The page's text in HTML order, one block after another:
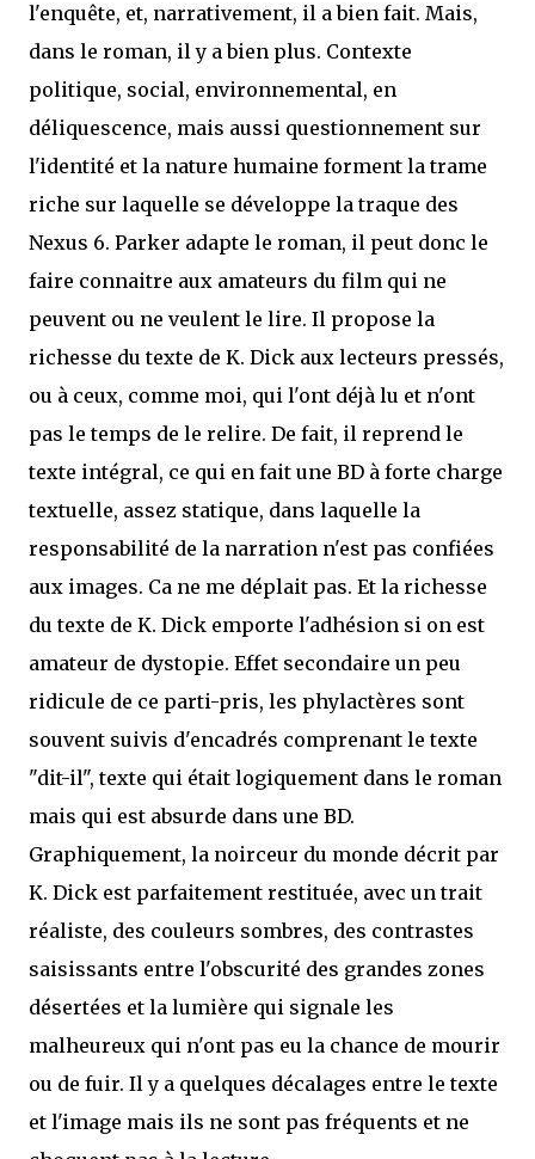
l'enquête, et, narrativement, il a bien fait. Mais,
dans le roman, il y a bien plus. Contexte
politique, social, environnemental, en
déliquescence, mais aussi questionnement sur
l'identité et la nature humaine forment la trame
riche sur laquelle se développe la traque des
Nexus 6. Parker adapte le roman, il peut donc le
faire connaitre aux amateurs du film qui ne
peuvent ou ne veulent le lire. Il propose la
richesse du texte de K. Dick aux lecteurs pressés,
ou à ceux, comme moi, qui l'ont déjà lu et n'ont
pas le temps de le relire. De fait, il reprend le
texte intégral, ce qui en fait une BD à forte charge
textuelle, assez statique, dans laquelle la
responsabilité de la narration n'est pas confiées
aux images. Ca ne me déplait pas. Et la richesse
du texte de K. Dick emporte l'adhésion si on est
amateur de dystopie. Effet secondaire un peu
ridicule de ce parti-pris, les phylactères sont
souvent suivis d'encadrés comprenant le texte
"dit-il", texte qui était logiquement dans le roman
mais qui est absurde dans une BD.
Graphiquement, la noirceur du monde décrit par
K. Dick est parfaitement restituée, avec un trait
réaliste, des couleurs sombres, des contrastes
saisissants entre l'obscurité des grandes zones
désertées et la lumière qui signale les
malheureux qui n'ont pas eu la chance de mourir
ou de fuir. Il y a quelques décalages entre le texte
et l'image mais ils ne sont pas fréquents et ne